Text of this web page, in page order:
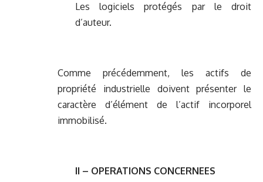
Les logiciels protégés par le droit
d’auteur.
Comme précédemment, les actifs de
propriété industrielle doivent présenter le
caractère d’élément de l’actif incorporel
immobilisé.
II – OPERATIONS CONCERNEES